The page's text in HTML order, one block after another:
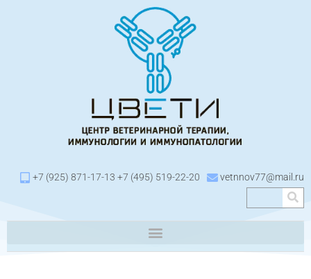
+7 (925) 871-17-13 +7 (495) 519-22-20 vetnnov77@mail.ru